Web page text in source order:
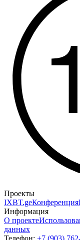
Проекты
IXBT.geКонференция
Информация
О проекте
данных